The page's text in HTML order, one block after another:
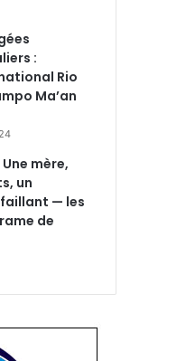
:
Rio
Ma’an
mère,
un
— les
de